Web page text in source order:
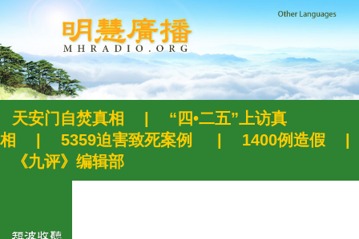
天安门自焚真相
“四•二五”上访真
相
5359迫害致死案例 1400例造假
《九评》编辑部